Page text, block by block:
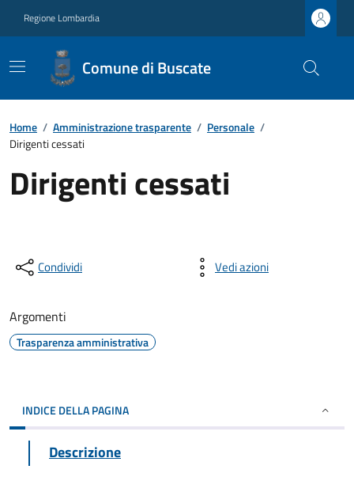
Regione Lombardia
Comune di Buscate
Home / Amministrazione trasparente / Personale /
Dirigenti cessati
Dirigenti cessati
Condividi Vedi azioni
Argomenti
Trasparenza amministrativa
INDICE DELLA PAGINA
Descrizione